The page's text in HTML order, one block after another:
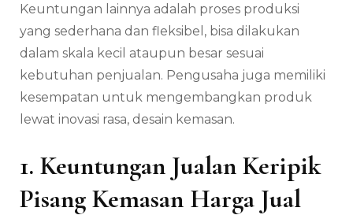
Keuntungan lainnya adalah proses produksi
yang sederhana dan fleksibel, bisa dilakukan
dalam skala kecil ataupun besar sesuai
kebutuhan penjualan. Pengusaha juga memiliki
kesempatan untuk mengembangkan produk
lewat inovasi rasa, desain kemasan.
1. Keuntungan Jualan Keripik
Pisang Kemasan Harga Jual